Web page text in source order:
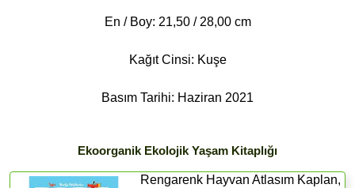
En / Boy: 21,50 / 28,00 cm
Kağıt Cinsi: Kuşe
Basım Tarihi: Haziran 2021
Ekoorganik Ekolojik Yaşam Kitaplığı
Rengarenk Hayvan Atlasım Kaplan,